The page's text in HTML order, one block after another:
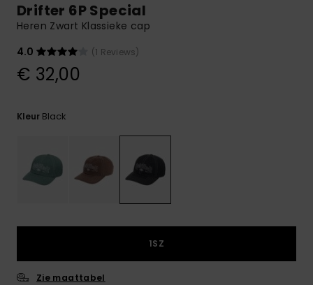
antwoorden op
de meest
gestelde
vragen en ons
contactformulier.
VERLANGLIJST
Drifter 6P Special
Heren Zwart Klassieke cap
4.0
(1 Reviews)
€ 32,00
Kleur Black
1SZ
Zie maattabel